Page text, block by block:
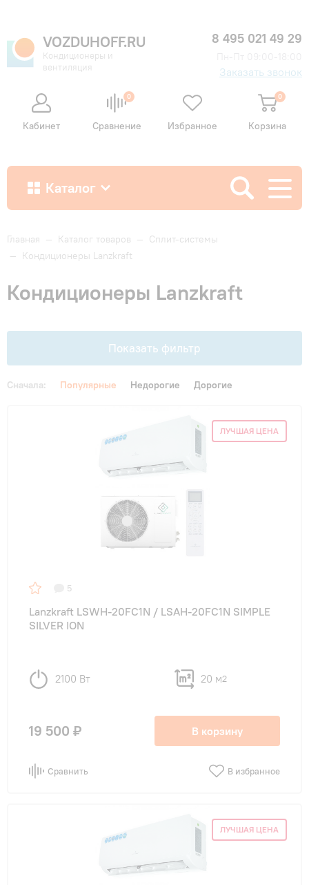
VOZDUHOFF.RU
Кондиционеры и
вентиляция
8 495 021 49 29
Заказать звонок
Кабинет
0
Сравнение Избранное
0
Корзина
Каталог
Как купить
Монтаж
Главная — Каталог товаров — Сплит-системы
— Кондиционеры Lanzkraft
Кондиционеры Lanzkraft
Показать фильтр
Площадь, м2
до 35 м² (3)
до 54 м²
Тип внутреннего блока
(11)
Сначала: Популярные Недорогие Дорогие
ЛУЧШАЯ ЦЕНА
5
Lanzkraft LSWH-20FC1N / LSAH-20FC1N SIMPLE
SILVER ION
2100 Вт 20 м2
19 500 ₽ В корзину
Сравнить В избранное
ЛУЧШАЯ ЦЕНА